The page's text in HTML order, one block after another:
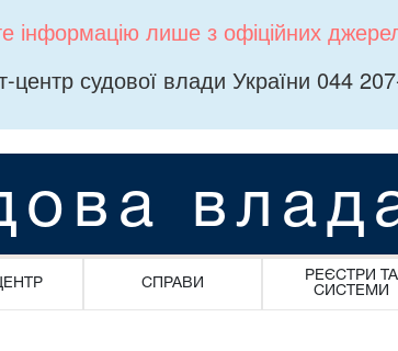
інформацію лише з офіційних
центр судової влади України 044
СПРАВИ
РЕЄСТРИ ТА
СИСТЕМИ